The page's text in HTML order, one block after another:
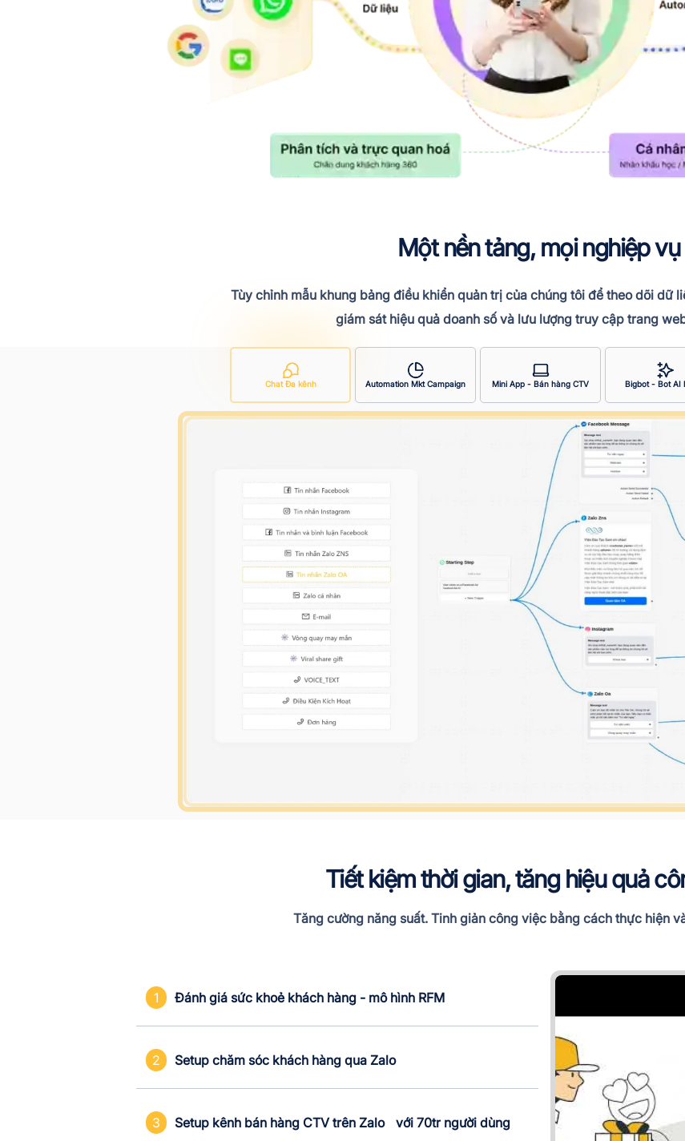
Một nền tảng, mọi nghiệp vụ
Tùy chỉnh mẫu khung bảng điều khiển quản trị của chúng tôi để theo dõi dữ
giám sát hiệu quả doanh số và lưu lượng truy cập trang
Chat Đa kênh Automation Mkt Campaign Mini App - Bán hàng CTV Bigbot - Bot AI
Tiết kiệm thời gian, tăng hiệu quả
Tăng cường năng suất. Tinh giản công việc bằng cách thực hiện
1 Đánh giá sức khoẻ khách hàng - mô hình RFM
2 Setup chăm sóc khách hàng qua Zalo
3 Setup kênh bán hàng CTV trên Zalo với 70tr người dùng